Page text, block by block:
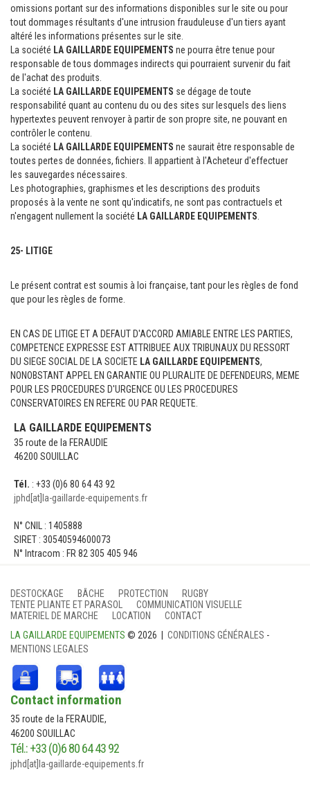
omissions portant sur des informations disponibles sur le site ou pour
tout dommages résultants d'une intrusion frauduleuse d'un tiers ayant
altéré les informations présentes sur le site.
La société LA GAILLARDE EQUIPEMENTS ne pourra être tenue pour
responsable de tous dommages indirects qui pourraient survenir du fait
de l'achat des produits.
La société LA GAILLARDE EQUIPEMENTS se dégage de toute
responsabilité quant au contenu du ou des sites sur lesquels des liens
hypertextes peuvent renvoyer à partir de son propre site, ne pouvant en
contrôler le contenu.
La société LA GAILLARDE EQUIPEMENTS ne saurait être responsable de
toutes pertes de données, fichiers. Il appartient à l'Acheteur d'effectuer
les sauvegardes nécessaires.
Les photographies, graphismes et les descriptions des produits
proposés à la vente ne sont qu'indicatifs, ne sont pas contractuels et
n'engagent nullement la société LA GAILLARDE EQUIPEMENTS
25- LITIGE
Le présent contrat est soumis à loi française, tant pour les règles de fond
que pour les règles de forme.
EN CAS DE LITIGE ET A DEFAUT D'ACCORD AMIABLE ENTRE LES PARTIES,
COMPETENCE EXPRESSE EST ATTRIBUEE AUX TRIBUNAUX DU RESSORT
DU SIEGE SOCIAL DE LA SOCIETE LA GAILLARDE EQUIPEMENTS,
NONOBSTANT APPEL EN GARANTIE OU PLURALITE DE DEFENDEURS, MEME
POUR LES PROCEDURES D'URGENCE OU LES PROCEDURES
CONSERVATOIRES EN REFERE OU PAR REQUETE.
LA GAILLARDE EQUIPEMENTS
35 route de la FERAUDIE
46200 SOUILLAC
Tél. : +33 (0)6 80 64 43 92
jphd[at]la-gaillarde-equipements.fr
N° CNIL : 1405888
SIRET : 30540594600073
N° Intracom : FR 82 305 405 946
DESTOCKAGE BÂCHE PROTECTION
RUGBY
TENTE PLIANTE ET PARASOL
COMMUNICATION VISUELLE
MATERIEL DE MARCHE
LOCATION
CONTACT
LA GAILLARDE EQUIPEMENTS © 2026 | CONDITIONS GÉNÉRALES -
MENTIONS LEGALES
Contact information
35 route de la FERAUDIE,
46200 SOUILLAC
Tél.: +33 (0)6 80 64 43 92
jphd[at]la-gaillarde-equipements.fr